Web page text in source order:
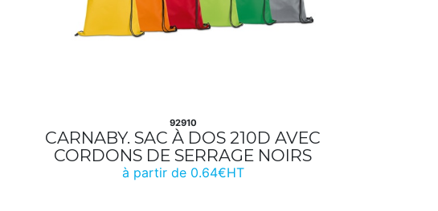
92910
CARNABY. SAC À DOS 210D AVEC
CORDONS DE SERRAGE NOIRS
à partir de 0.64€HT